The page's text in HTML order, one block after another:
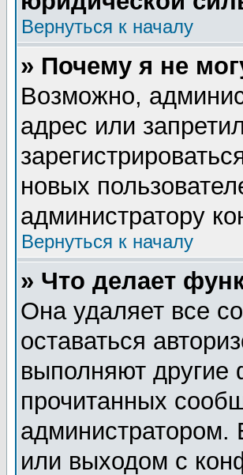
Вернуться к началу
» Почему я не
Возможно,
адрес или
новых
администратору
Вернуться к началу
» Что делает
Она удаляет все
оставаться
выполняют другие
прочитанных
администратором.
или выходом с